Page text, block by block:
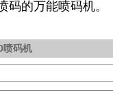
码的万能喷码机。
喷码机